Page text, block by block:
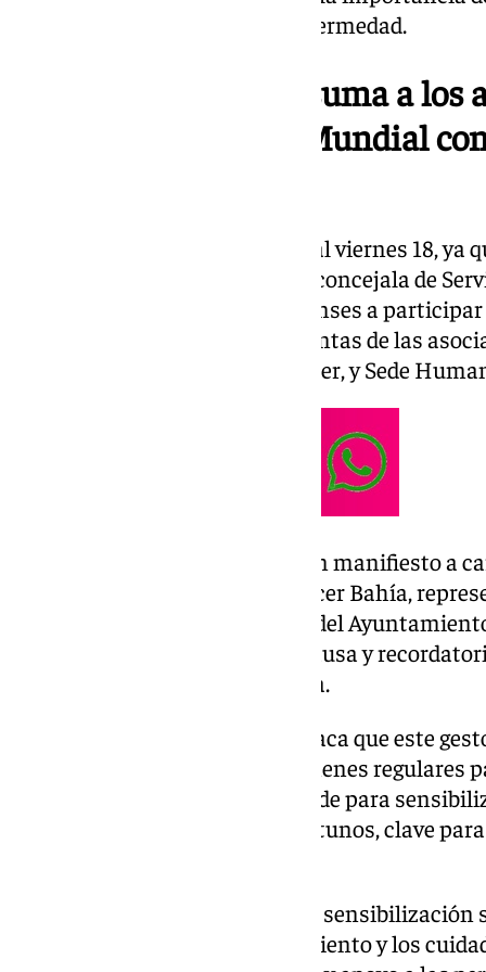
quienes luchan contra esta enfermedad.
El Ayuntamiento se suma a los
conmemorar el Día Mundial
Este año, el acto se adelantará al viernes 18, ya
El alcalde, Germán Beardo, y la concejala de
Lara, invitan a todos los portuenses a
20:30 horas, junto a las presidentas de las
Bahía, Española Contra el Cáncer, y Sede
En el Salón de Plenos se leerá un manifiesto a
presidenta de Mujeres con Cáncer Bahía,
Luego, se iluminará la fachada del
rosa, símbolo de apoyo a esta causa y
lucha contra el cáncer de mama.
La concejala Carmen Lara destaca que este
importancia de realizarse exámenes regulares
La OMS promueve esta efeméride para
diagnóstico y tratamiento oportunos, clave
El mes de octubre, dedicado a la
foco en la prevención, el tratamiento y los